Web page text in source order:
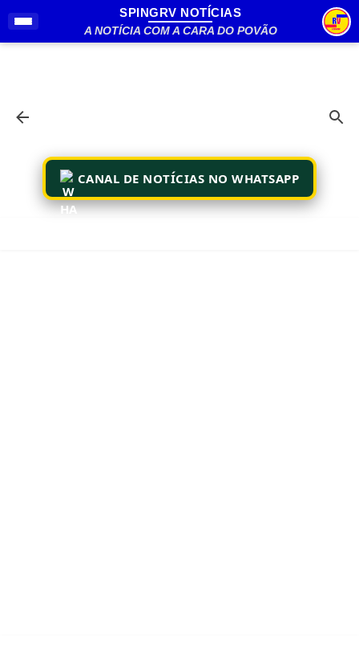
Pular para o conteúdo principal
SPINGRV NOTÍCIAS
A NOTÍCIA COM A CARA DO POVÃO
CANAL DE NOTÍCIAS NO WHATSAPP